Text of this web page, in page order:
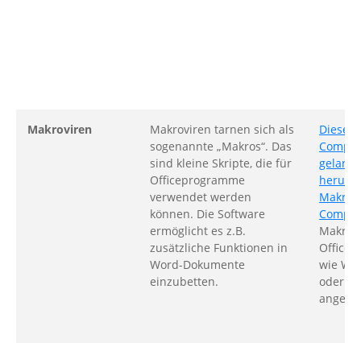
Makroviren
Makroviren tarnen sich als
sogenannte „Makros“. Das
sind kleine Skripte, die für
Officeprogramme
verwendet werden
können. Die Software
ermöglicht es z.B.
zusätzliche Funktionen in
Word-Dokumente
einzubetten.
Diese
Office-
wie
oder